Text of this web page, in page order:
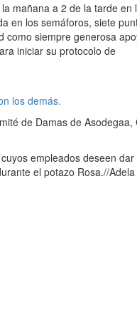
mañana a 2 de la tarde en
en los semáforos, siete
como siempre generosa
iniciar su protocolo de
los demás.
de Damas de Asodegaa,
empleados deseen dar
el potazo Rosa.//Adela